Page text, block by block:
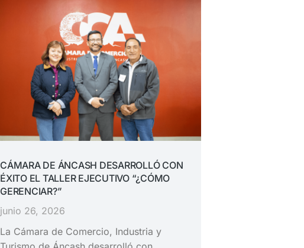
CÁMARA DE ÁNCASH DESARROLLÓ CON
ÉXITO EL TALLER EJECUTIVO “¿CÓMO
GERENCIAR?”
junio 26, 2026
La Cámara de Comercio, Industria y